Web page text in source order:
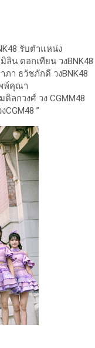
รับตำแหน่ง
ลิน ดอกเทียน วงBNK48
ภา ธวัชภักดี วงBNK48
พ์คุณา
ลกวงศ์ วง CGMM48
”